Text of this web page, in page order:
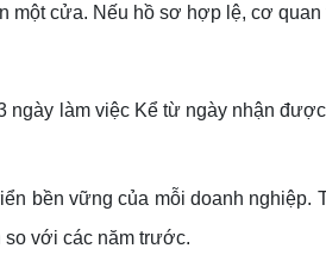
cửa. Nếu hồ sơ hợp lệ, cơ
làm việc Kể từ ngày nhận
bền vững của mỗi doanh
với các năm trước.